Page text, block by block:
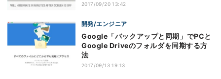
2017/09/20 13:42
開発/エンジニア
Google「バックアップと同期」でPCと
Google Driveのフォルダを同期する方
法
2017/09/13 19:13